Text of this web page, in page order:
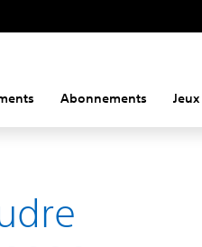
Abonnements Jeux